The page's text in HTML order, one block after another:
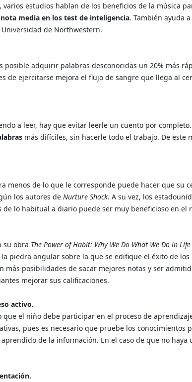
varios estudios hablan de los beneficios de la música
media en los test de inteligencia. También ayuda
de Northwestern.
posible adquirir palabras desconocidas un 20% más
de ejercitarse mejora el flujo de sangre que llega al
a leer, hay que evitar leerle un cuento por
más difíciles, sin hacerle todo el trabajo. De
menos de lo que le corresponde puede hacer que su
los autores de Nurture Shock. A su vez, los
de lo habitual a diario puede ser muy beneficioso en el
su obra The Power of Habit: Why We Do What We Do in
piedra angular sobre la que se edifique el éxito de
más posibilidades de sacar mejores notas y ser
mejorar sus calificaciones.
activo.
que el niño debe participar en el proceso de
pues es necesario que pruebe los conocimientos
de la información. En el caso de que no haya